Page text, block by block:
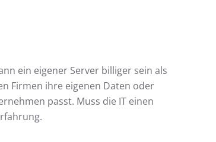
ein eigener Server billiger sein als
Firmen ihre eigenen Daten oder
passt. Muss die IT einen